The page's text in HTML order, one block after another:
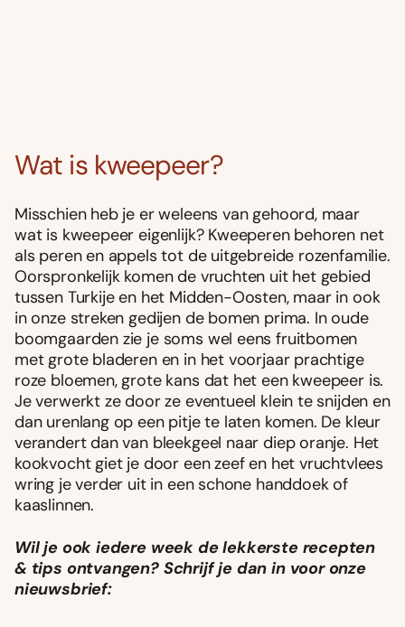
Wat is kweepeer?
Misschien heb je er weleens van gehoord, maar
wat is kweepeer eigenlijk? Kweeperen behoren net
als peren en appels tot de uitgebreide rozenfamilie.
Oorspronkelijk komen de vruchten uit het gebied
tussen Turkije en het Midden-Oosten, maar in ook
in onze streken gedijen de bomen prima. In oude
boomgaarden zie je soms wel eens fruitbomen
met grote bladeren en in het voorjaar prachtige
roze bloemen, grote kans dat het een kweepeer is.
Je verwerkt ze door ze eventueel klein te snijden en
dan urenlang op een pitje te laten komen. De kleur
verandert dan van bleekgeel naar diep oranje. Het
kookvocht giet je door een zeef en het vruchtvlees
wring je verder uit in een schone handdoek of
kaaslinnen.
Wil je ook iedere week de lekkerste recepten
& tips ontvangen? Schrijf je dan in voor onze
nieuwsbrief: